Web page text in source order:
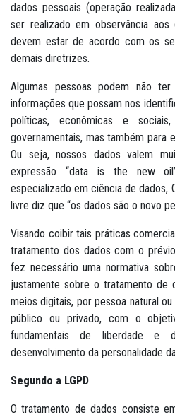
dados pessoais (operação
ser realizado em observância
devem estar de acordo com os
demais diretrizes.
Algumas pessoas podem não
informações que possam nos
políticas, econômicas e
governamentais, mas também para
Ou seja, nossos dados valem
expressão “data is the new
especializado em ciência de dados,
livre diz que “os dados são o novo
Visando coibir tais práticas
tratamento dos dados com o
fez necessário uma normativa
justamente sobre o tratamento de
meios digitais, por pessoa natural
público ou privado, com o
fundamentais de liberdade
desenvolvimento da personalidade
Segundo a LGPD
O tratamento de dados consiste